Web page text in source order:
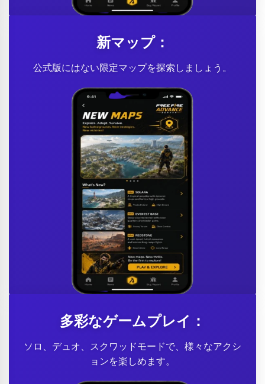
新マップ：
公式版にはない限定マップを探索しましょう。
多彩なゲームプレイ：
ソロ、デュオ、スクワッドモードで、様々なアクシ
ョンを楽しめます。